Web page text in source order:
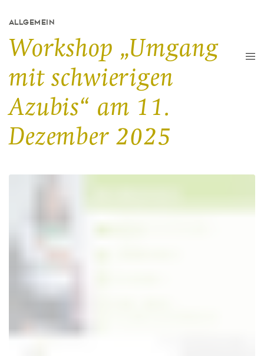
ALLGEMEIN
Workshop „Umgang
mit schwierigen
Azubis“ am 11.
Dezember 2025